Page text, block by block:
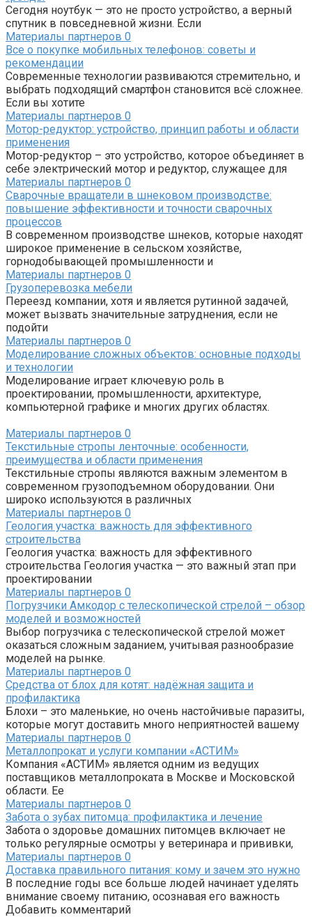
Сегодня ноутбук — это не просто устройство, а верный
спутник в повседневной жизни. Если
Материалы партнеров 0
Все о покупке мобильных телефонов: советы и
рекомендации
Современные технологии развиваются стремительно, и
выбрать подходящий смартфон становится всё сложнее.
Если вы хотите
Материалы партнеров 0
Мотор-редуктор: устройство, принцип работы и области
применения
Мотор-редуктор – это устройство, которое объединяет в
себе электрический мотор и редуктор, служащее для
Материалы партнеров 0
Сварочные вращатели в шнековом производстве:
повышение эффективности и точности сварочных
процессов
В современном производстве шнеков, которые находят
широкое применение в сельском хозяйстве,
горнодобывающей промышленности и
Материалы партнеров 0
Грузоперевозка мебели
Переезд компании, хотя и является рутинной задачей,
может вызвать значительные затруднения, если не
подойти
Материалы партнеров 0
Моделирование сложных объектов: основные подходы
и технологии
Моделирование играет ключевую роль в
проектировании, промышленности, архитектуре,
компьютерной графике и многих других областях.
Материалы партнеров 0
Текстильные стропы ленточные: особенности,
преимущества и области применения
Текстильные стропы являются важным элементом в
современном грузоподъемном оборудовании. Они
широко используются в различных
Материалы партнеров 0
Геология участка: важность для эффективного
строительства
Геология участка: важность для эффективного
строительства Геология участка — это важный этап при
проектировании
Материалы партнеров 0
Погрузчики Амкодор с телескопической стрелой – обзор
моделей и возможностей
Выбор погрузчика с телескопической стрелой может
оказаться сложным заданием, учитывая разнообразие
моделей на рынке.
Материалы партнеров 0
Средства от блох для котят: надёжная защита и
профилактика
Блохи – это маленькие, но очень настойчивые паразиты,
которые могут доставить много неприятностей вашему
Материалы партнеров 0
Металлопрокат и услуги компании «АСТИМ»
Компания «АСТИМ» является одним из ведущих
поставщиков металлопроката в Москве и Московской
области. Ее
Материалы партнеров 0
Забота о зубах питомца: профилактика и лечение
Забота о здоровье домашних питомцев включает не
только регулярные осмотры у ветеринара и прививки,
Материалы партнеров 0
Доставка правильного питания: кому и зачем это нужно
В последние годы все больше людей начинает уделять
внимание своему питанию, осознавая его важность
Добавить комментарий